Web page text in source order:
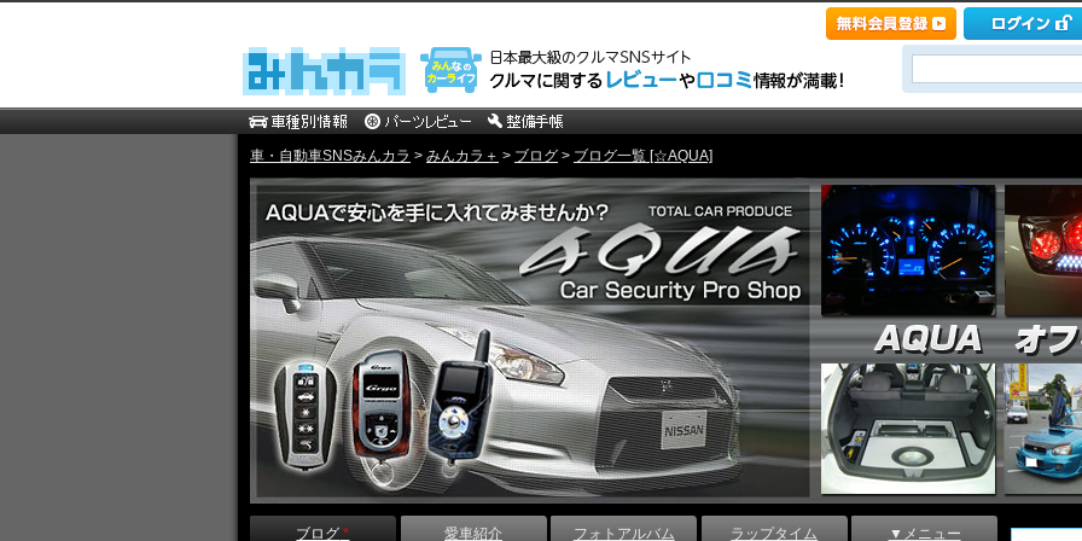
車・自動車SNSみんカラ > みんカラ＋ > ブログ > ブログ一覧 [☆AQUA]
ブログ* 愛車紹介 フォトアルバム ラップタイム ▼メニュー